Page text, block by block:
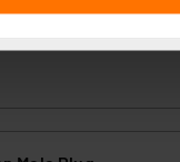
Anbieter ist durch